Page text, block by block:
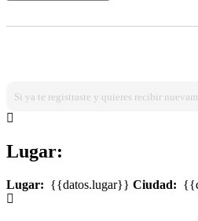
Si ya te registraste y quieres recibir
Lugar:
Lugar: {{datos.lugar}} Ciudad: